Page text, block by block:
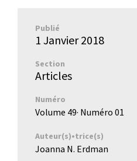
Publié
1 Janvier 2018
Section
Articles
Numéro
Volume 49· Numéro 01
Auteur(s)•trice(s)
Joanna N. Erdman